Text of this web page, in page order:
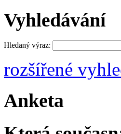
Vyhledávání
Hledaný výraz:
rozšířené
Anketa